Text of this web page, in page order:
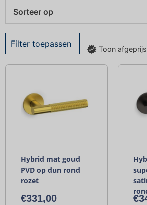
Sorteer op
Filter toepassen
Toon
Hybrid mat goud
PVD op dun rond
rozet
€331,00 €